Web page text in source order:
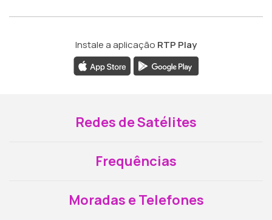
Instale a aplicação RTP Play
Redes de Satélites
Frequências
Moradas e Telefones